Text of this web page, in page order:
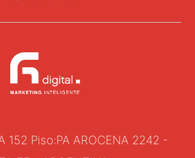
152 Piso:PA AROCENA 2242 -